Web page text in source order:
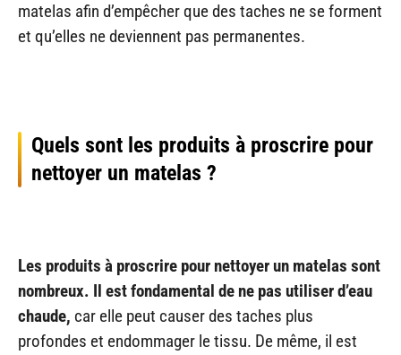
matelas afin d’empêcher que des taches ne se forment
et qu’elles ne deviennent pas permanentes.
Quels sont les produits à proscrire pour
nettoyer un matelas ?
Les produits à proscrire pour nettoyer un matelas sont
nombreux. Il est fondamental de ne pas utiliser d’eau
chaude, car elle peut causer des taches plus
profondes et endommager le tissu. De même, il est